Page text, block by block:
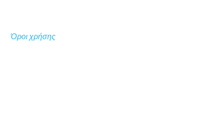
Όροι χρήσης